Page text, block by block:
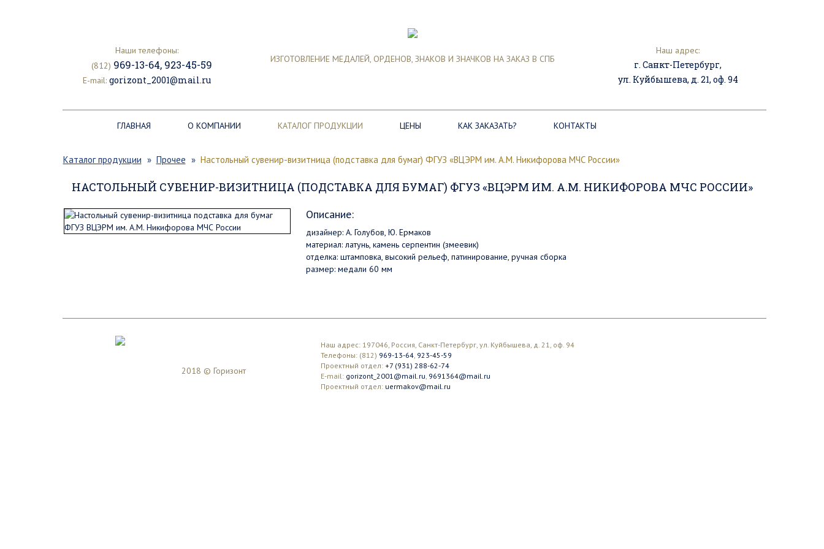
Наши телефоны:
(812) 969-13-64, 923-45-59
E-mail: gorizont_2001@mail.ru
ИЗГОТОВЛЕНИЕ МЕДАЛЕЙ, ОРДЕНОВ, ЗНАКОВ И ЗНАЧКОВ НА ЗАКАЗ В СПБ
Наш адрес:
г. Санкт-Петербург,
ул. Куйбышева, д. 21, оф. 94
ГЛАВНАЯ О КОМПАНИИ КАТАЛОГ ПРОДУКЦИИ ЦЕНЫ КАК ЗАКАЗАТЬ? КОНТАКТЫ
Каталог продукции Прочее Настольный сувенир-визитница (подставка для бумаг) ФГУЗ «ВЦЭРМ им. А.М. Никифорова МЧС России»
НАСТОЛЬНЫЙ СУВЕНИР-ВИЗИТНИЦА (ПОДСТАВКА ДЛЯ БУМАГ) ФГУЗ «ВЦЭРМ ИМ. А.М. НИКИФОРОВА МЧС РОССИИ»
Описание:
дизайнер: А. Голубов, Ю. Ермаков
материал: латунь, камень серпентин (змеевик)
отделка: штамповка, высокий рельеф, патинирование, ручная сборка
размер: медали 60 мм
2018 © Горизонт
Наш адрес: 197046, Россия, Санкт-Петербург, ул. Куйбышева, д. 21, оф. 94
Телефоны: (812) 969-13-64, 923-45-59
Проектный отдел: +7 (931) 288-62-74
E-mail: gorizont_2001@mail.ru, 9691364@mail.ru
Проектный отдел: uermakov@mail.ru